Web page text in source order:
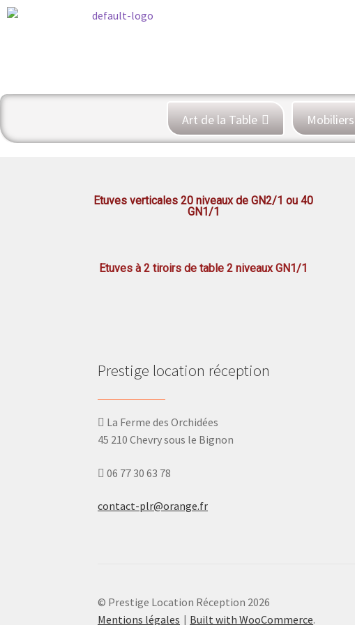
Art de la Table Mobiliers
Etuves verticales 20 niveaux de GN2/1 ou 40
GN1/1
Etuves à 2 tiroirs de table 2 niveaux GN1/1
Prestige location réception
La Ferme des Orchidées
45 210 Chevry sous le Bignon
06 77 30 63 78
contact-plr@orange.fr
© Prestige Location Réception 2026
Mentions légales
Built with WooCommerce.